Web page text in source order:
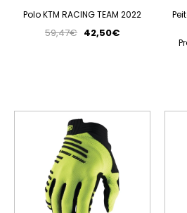
Polo KTM RACING TEAM 2022
59,47€ 42,50€